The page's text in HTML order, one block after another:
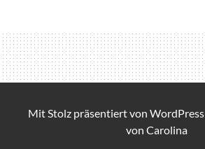
Mit Stolz präsentiert von WordPress
von Carolina